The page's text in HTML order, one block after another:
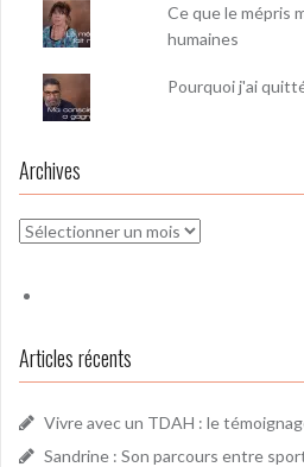
Ce que le mépris
humaines
Pourquoi j'ai
Archives
Archives
Articles récents
Vivre avec un TDAH : le
Sandrine : Son parcours entre